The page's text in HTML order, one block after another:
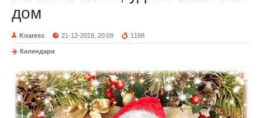
дом
Koaress 21-12-2019, 20:09 1198
Календари